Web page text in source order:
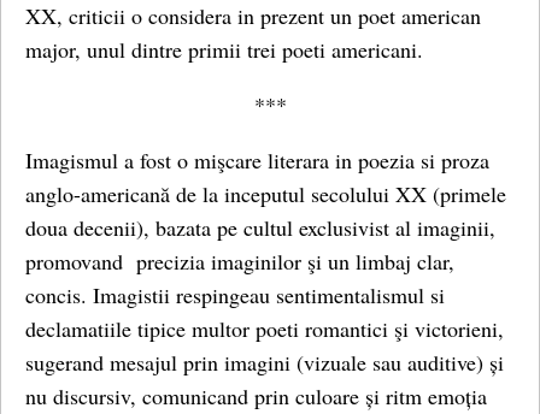
XX, criticii o considera in prezent un poet american
major, unul dintre primii trei poeti americani.
***
Imagismul a fost o mişcare literara in poezia si proza
anglo-americană de la inceputul secolului XX (primele
doua decenii), bazata pe cultul exclusivist al imaginii,
promovand precizia imaginilor şi un limbaj clar,
concis. Imagistii respingeau sentimentalismul si
declamatiile tipice multor poeti romantici şi victorieni,
sugerand mesajul prin imagini (vizuale sau auditive) și
nu discursiv, comunicand prin culoare și ritm emoția